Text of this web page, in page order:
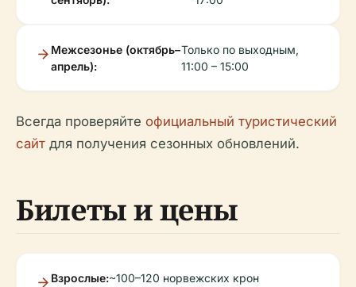
Межсезонье (октябрь–
апрель):
Только по выходным,
11:00 – 15:00
Всегда проверяйте официальный туристический
сайт для получения сезонных обновлений.
Билеты и цены
Взрослые:~100–120 норвежских крон